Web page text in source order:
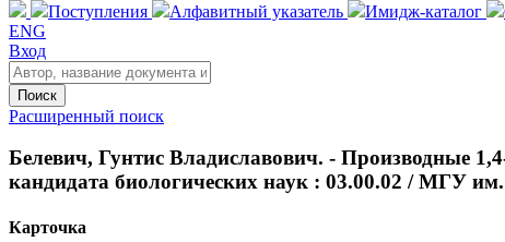
Поступления Алфавитный указатель Имидж-каталог
ENG
Вход
Поиск
Расширенный поиск
Белевич, Гунтис Владиславович. - Производные
кандидата биологических наук : 03.00.02 / МГУ
Карточка